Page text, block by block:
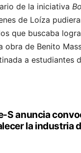
de la iniciativa
de Loíza
que buscaba
obra de Benito
a estudiantes
S anuncia
la industria